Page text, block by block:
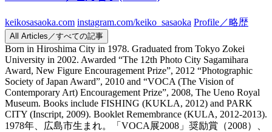
keikosasaoka.com instagram.com/keiko_sasaoka Profile／略歴
All Articles／すべての記事
Born in Hiroshima City in 1978. Graduated from Tokyo Zokei
University in 2002. Awarded “The 12th Photo City Sagamihara
Award, New Figure Encouragement Prize”, 2012 “Photographic
Society of Japan Award”, 2010 and “VOCA (The Vision of
Contemporary Art) Encouragement Prize”, 2008, The Ueno Royal
Museum. Books include FISHING (KUKLA, 2012) and PARK
CITY (Inscript, 2009). Booklet Remembrance (KULA, 2012-2013).
1978年、広島市生まれ。「VOCA展2008」奨励賞（2008）、